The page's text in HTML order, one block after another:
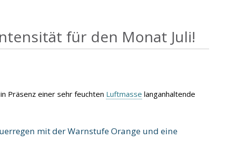
für den Monat Juli!
Präsenz einer sehr feuchten Luftmasse langanhaltende
mit der Warnstufe Orange und eine